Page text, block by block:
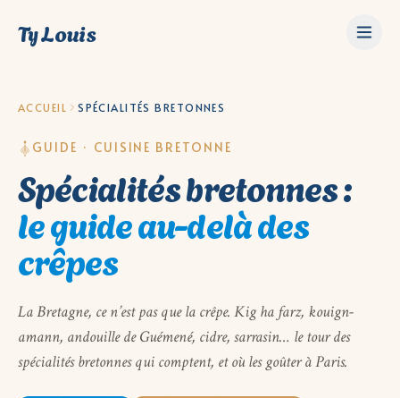
Ty Louis
ACCUEIL SPÉCIALITÉS BRETONNES
GUIDE · CUISINE BRETONNE
Spécialités bretonnes :
le guide au-delà des
crêpes
La Bretagne, ce n’est pas que la crêpe. Kig ha farz, kouign-
amann, andouille de Guémené, cidre, sarrasin… le tour des
spécialités bretonnes qui comptent, et où les goûter à Paris.